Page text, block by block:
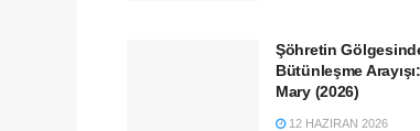
Şöhretin
Bütünleşme
Mary (2026)
12 HAZIRAN 2026